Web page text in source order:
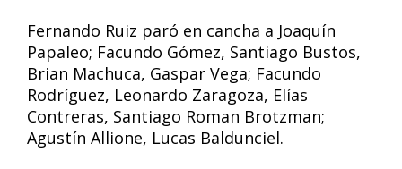
Fernando Ruiz paró en cancha a Joaquín
Papaleo; Facundo Gómez, Santiago Bustos,
Brian Machuca, Gaspar Vega; Facundo
Rodríguez, Leonardo Zaragoza, Elías
Contreras, Santiago Roman Brotzman;
Agustín Allione, Lucas Baldunciel.